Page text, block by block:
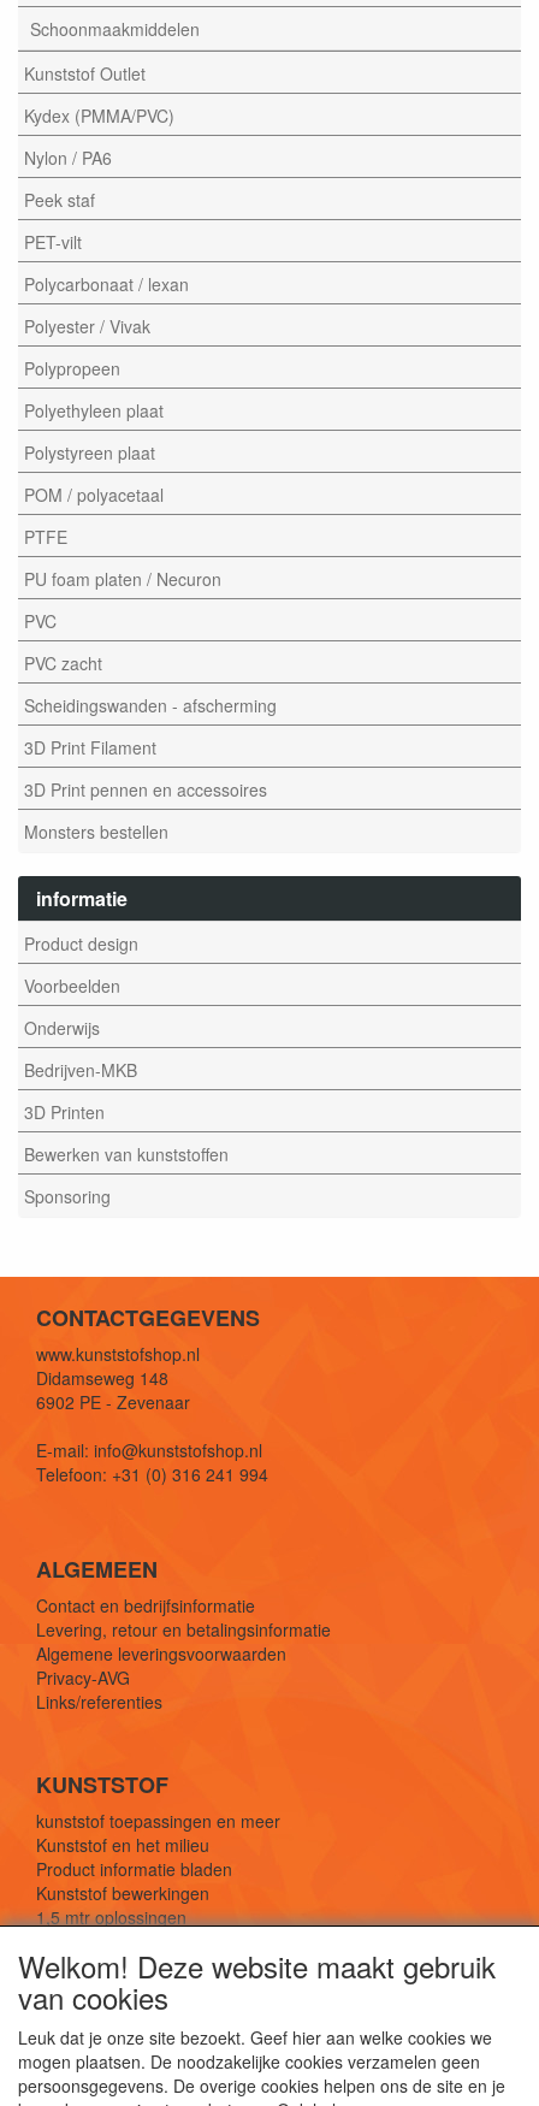
Schoonmaakmiddelen
Kunststof Outlet
Kydex (PMMA/PVC)
Nylon / PA6
Peek staf
PET-vilt
Polycarbonaat / lexan
Polyester / Vivak
Polypropeen
Polyethyleen plaat
Polystyreen plaat
POM / polyacetaal
PTFE
PU foam platen / Necuron
PVC
PVC zacht
Scheidingswanden - afscherming
3D Print Filament
3D Print pennen en accessoires
Monsters bestellen
informatie
Product design
Voorbeelden
Onderwijs
Bedrijven-MKB
3D Printen
Bewerken van kunststoffen
Sponsoring
CONTACTGEGEVENS
www.kunststofshop.nl
Didamseweg 148
6902 PE - Zevenaar
E-mail: info@kunststofshop.nl
Telefoon: +31 (0) 316 241 994
ALGEMEEN
Contact en bedrijfsinformatie
Levering, retour en betalingsinformatie
Algemene leveringsvoorwaarden
Privacy-AVG
Links/referenties
KUNSTSTOF
kunststof toepassingen en meer
Kunststof en het milieu
Product informatie bladen
Kunststof bewerkingen
1,5 mtr oplossingen
SOCIALE MEDIA
Welkom! Deze website maakt gebruik
van cookies
Leuk dat je onze site bezoekt. Geef hier aan welke cookies we
mogen plaatsen. De noodzakelijke cookies verzamelen geen
persoonsgegevens. De overige cookies helpen ons de site en je